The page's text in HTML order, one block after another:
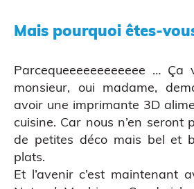
Atelier découverte
Mais pourquoi êtes-
Parcequeeeeeeeeeeee …
monsieur, oui madame,
avoir une imprimante 3D
cuisine. Car nous n’en seront
de petites déco mais bel et
plats.
Et l’avenir c’est maintenant